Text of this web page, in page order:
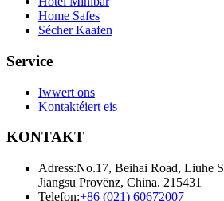
Home Safes
Sécher Kaafen
Service
Iwwert ons
Kontaktéiert eis
KONTAKT
Adress:No.17, Beihai Road, Liuhe
Jiangsu Provënz, China. 215431
Telefon:+86 (021) 60672007